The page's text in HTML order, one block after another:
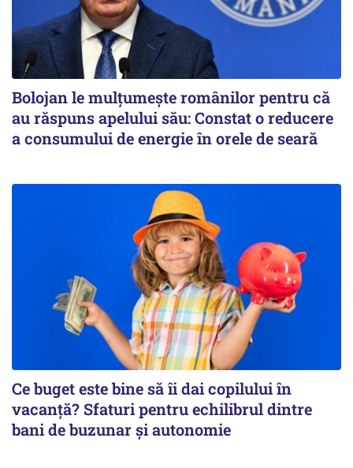
Bolojan le mulțumește românilor pentru că
au răspuns apelului său: Constat o reducere
a consumului de energie în orele de seară
Ce buget este bine să îi dai copilului în
vacanță? Sfaturi pentru echilibrul dintre
bani de buzunar și autonomie